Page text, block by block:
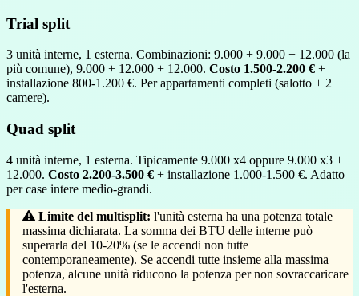
Trial split
3 unità interne, 1 esterna. Combinazioni: 9.000 + 9.000 + 12.000 (la
più comune), 9.000 + 12.000 + 12.000. Costo 1.500-2.200 € +
installazione 800-1.200 €. Per appartamenti completi (salotto + 2
camere).
Quad split
4 unità interne, 1 esterna. Tipicamente 9.000 x4 oppure 9.000 x3 +
12.000. Costo 2.200-3.500 € + installazione 1.000-1.500 €. Adatto
per case intere medio-grandi.
Limite del multisplit: l'unità esterna ha una potenza totale
massima dichiarata. La somma dei BTU delle interne può
superarla del 10-20% (se le accendi non tutte
contemporaneamente). Se accendi tutte insieme alla massima
potenza, alcune unità riducono la potenza per non sovraccaricare
l'esterna.